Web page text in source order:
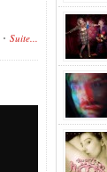
Suite...